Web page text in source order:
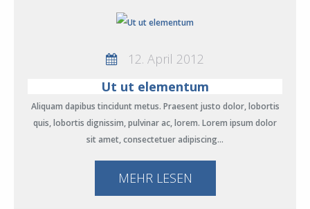
12. April 2012
Ut ut elementum
Aliquam dapibus tincidunt metus. Praesent justo dolor, lobortis
quis, lobortis dignissim, pulvinar ac, lorem. Lorem ipsum dolor
sit amet, consectetuer adipiscing…
MEHR LESEN